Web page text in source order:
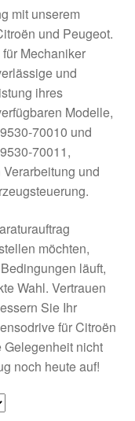
mit unserem
und Peugeot.
Mechaniker
und
ihres
Modelle,
70010 und
70011,
und
möchten,
läuft,
Wahl. Vertrauen
Sie Ihr
für Citroën
nicht
noch heute auf!